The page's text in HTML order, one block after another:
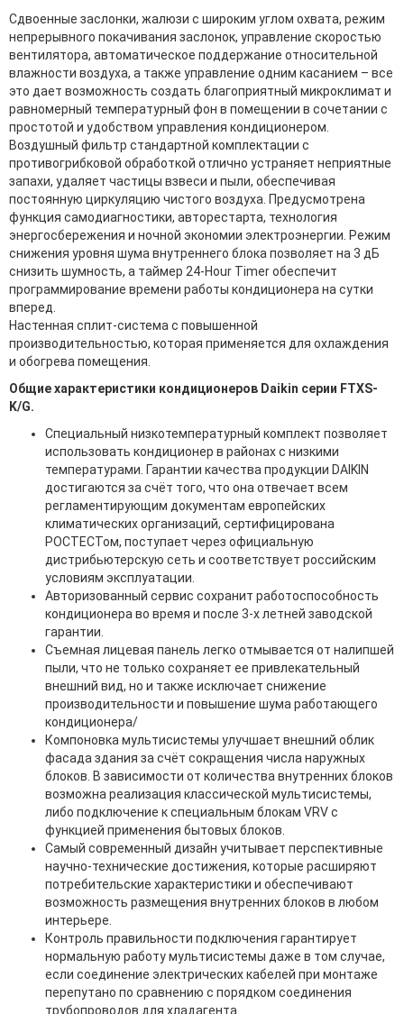
Сдвоенные заслонки, жалюзи с широким углом охвата, режим
непрерывного покачивания заслонок, управление скоростью
вентилятора, автоматическое поддержание относительной
влажности воздуха, а также управление одним касанием – все
это дает возможность создать благоприятный микроклимат и
равномерный температурный фон в помещении в сочетании с
простотой и удобством управления кондиционером.
Воздушный фильтр стандартной комплектации с
противогрибковой обработкой отлично устраняет неприятные
запахи, удаляет частицы взвеси и пыли, обеспечивая
постоянную циркуляцию чистого воздуха. Предусмотрена
функция самодиагностики, авторестарта, технология
энергосбережения и ночной экономии электроэнергии. Режим
снижения уровня шума внутреннего блока позволяет на 3 дБ
снизить шумность, а таймер 24-Hour Timer обеспечит
программирование времени работы кондиционера на сутки
вперед.
Настенная сплит-система с повышенной
производительностью, которая применяется для охлаждения
и обогрева помещения.
Общие характеристики кондиционеров Daikin серии FTXS-
K/G.
Специальный низкотемпературный комплект позволяет
использовать кондиционер в районах с низкими
температурами. Гарантии качества продукции DAIKIN
достигаются за счёт того, что она отвечает всем
регламентирующим документам европейских
климатических организаций, сертифицирована
РОСТЕСТом, поступает через официальную
дистрибьютерскую сеть и соответствует российским
условиям эксплуатации.
Авторизованный сервис сохранит работоспособность
кондиционера во время и после 3-х летней заводской
гарантии.
Съемная лицевая панель легко отмывается от налипшей
пыли, что не только сохраняет ее привлекательный
внешний вид, но и также исключает снижение
производительности и повышение шума работающего
кондиционера/
Компоновка мультисистемы улучшает внешний облик
фасада здания за счёт сокращения числа наружных
блоков. В зависимости от количества внутренних блоков
возможна реализация классической мультисистемы,
либо подключение к специальным блокам VRV с
функцией применения бытовых блоков.
Самый современный дизайн учитывает перспективные
научно-технические достижения, которые расширяют
потребительские характеристики и обеспечивают
возможность размещения внутренних блоков в любом
интерьере.
Контроль правильности подключения гарантирует
нормальную работу мультисистемы даже в том случае,
если соединение электрических кабелей при монтаже
перепутано по сравнению с порядком соединения
трубопроводов для хладагента.